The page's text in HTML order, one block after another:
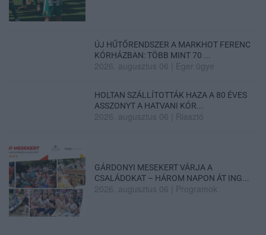
ÚJ HŰTŐRENDSZER A MARKHOT FERENC
KÓRHÁZBAN: TÖBB MINT 70 ...
2026. augusztus 06 Eger ügye
HOLTAN SZÁLLÍTOTTÁK HAZA A 80 ÉVES
ASSZONYT A HATVANI KÓR...
2026. augusztus 06 Riasztó
GÁRDONYI MESEKERT VÁRJA A
CSALÁDOKAT – HÁROM NAPON ÁT ING...
2026. augusztus 06 Programok